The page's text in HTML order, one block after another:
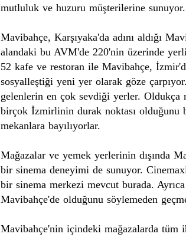
mutluluk ve huzuru müşterilerine sunuyor.
Mavibahçe, Karşıyaka'da adını aldığı
alandaki bu AVM'de 220'nin üzerinde
52 kafe ve restoran ile Mavibahçe,
sosyalleştiği yeni yer olarak göze
gelenlerin en çok sevdiği yerler.
birçok İzmirlinin durak noktası olduğunu
mekanlara bayılıyorlar.
Mağazalar ve yemek yerlerinin dışında
bir sinema deneyimi de sunuyor.
bir sinema merkezi mevcut burada.
Mavibahçe'de olduğunu söylemeden
Mavibahçe'nin içindeki mağazalarda tüm